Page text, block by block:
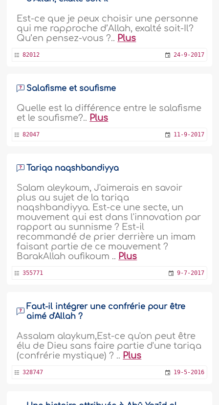
Est-ce que je peux choisir une personne
qui me rapproche d’Allah, exalté soit-Il?
Qu’en pensez-vous ?.. Plus
82012 24-9-2017
Salafisme et soufisme
Quelle est la différence entre le salafisme
et le soufisme?.. Plus
82047 11-9-2017
Tariqa naqshbandiyya
Salam aleykoum, J'aimerais en savoir
plus au sujet de la tariqa
naqshbandiyya. Est-ce une secte, un
mouvement qui est dans l'innovation par
rapport au sunnisme ? Est-il
recommandé de prier derrière un imam
faisant partie de ce mouvement ?
BarakAllah oufikoum .. Plus
355771 9-7-2017
Faut-il intégrer une confrérie pour être
aimé d'Allah ?
Assalam alaykum,Est-ce qu'on peut être
élu de Dieu sans faire partie d'une tariqa
(confrérie mystique) ? .. Plus
328747 19-5-2016